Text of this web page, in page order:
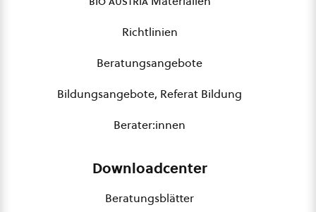
Richtlinien
Beratungsangebote
Bildungsangebote, Referat Bildung
Berater:innen
Downloadcenter
Beratungsblätter